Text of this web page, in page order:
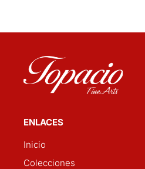
ENLACES
Inicio
Colecciones